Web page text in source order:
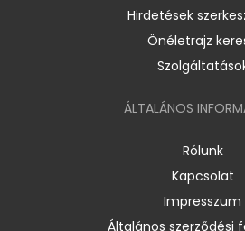
Hirdetések
Önéletrajz
ÁLTALÁNOS
Rólunk
Kapcsolat
Impresszum
Általános szerződési